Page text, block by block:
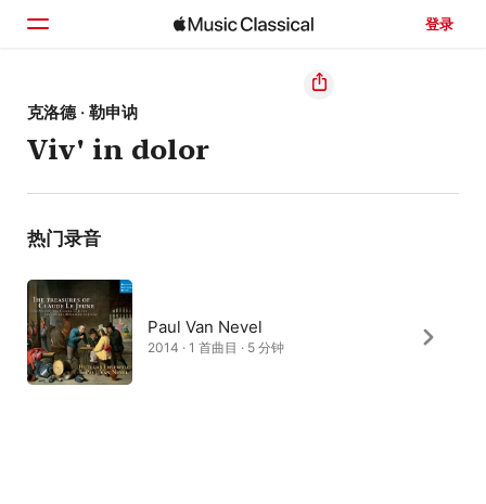
登录
主页
浏览
搜索
克洛德 · 勒申讷
Viv' in dolor
热门录音
Paul Van Nevel
2014 · 1 首曲目 · 5 分钟